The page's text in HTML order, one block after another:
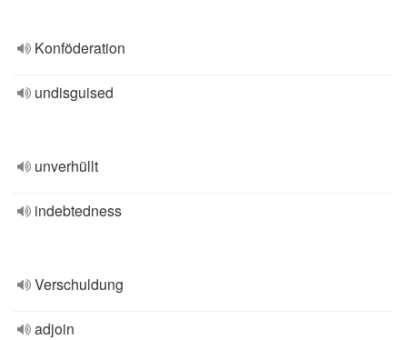
Konföderation
undisguised
unverhüllt
indebtedness
Verschuldung
adjoin